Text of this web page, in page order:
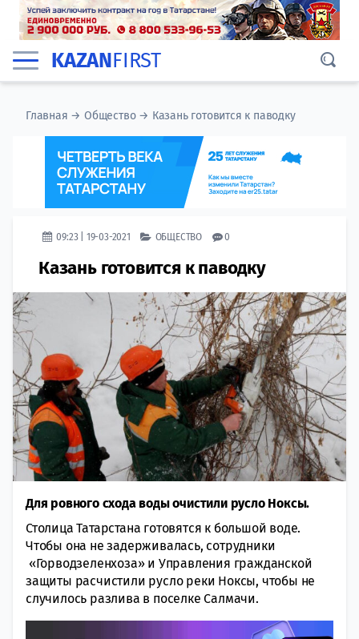
KAZANFIRST
Главная →Общество→ Казань готовится к паводку
09:23 | 19-03-2021 ОБЩЕСТВО 0
Казань готовится к паводку
Для ровного схода воды очистили русло Ноксы.
Столица Татарстана готовятся к большой воде.
Чтобы она не задерживалась, сотрудники
«Горводзеленхоза» и Управления гражданской
защиты расчистили русло реки Ноксы, чтобы не
случилось разлива в поселке Салмачи.